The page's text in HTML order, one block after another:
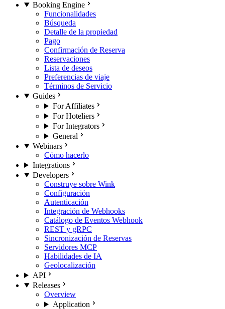
Booking Engine
Funcionalidades
Búsqueda
Detalle de la propiedad
Pago
Confirmación de Reserva
Reservaciones
Lista de deseos
Preferencias de viaje
Términos de Servicio
Guides
For Affiliates
For Hoteliers
For Integrators
General
Webinars
Cómo hacerlo
Integrations
Developers
Construye sobre Wink
Configuración
Autenticación
Integración de Webhooks
Catálogo de Eventos Webhook
REST y gRPC
Sincronización de Reservas
Servidores MCP
Habilidades de IA
Geolocalización
API
Releases
Overview
Application